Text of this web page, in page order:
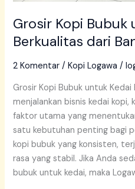
Grosir Kopi Bubuk
Berkualitas dari
2 Komentar /Kopi Logawa /
Grosir Kopi Bubuk untuk
menjalankan bisnis kedai kopi,
faktor utama yang
satu kebutuhan penting bagi
kopi bubuk yang konsisten,
rasa yang stabil. Jika Anda
bubuk untuk kedai, maka